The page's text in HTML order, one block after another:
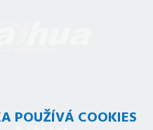
POUŽÍVÁ COOKIES